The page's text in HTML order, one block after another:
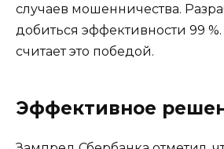
случаев мошенничества.
добиться эффективности 99
считает это победой.
Эффективное